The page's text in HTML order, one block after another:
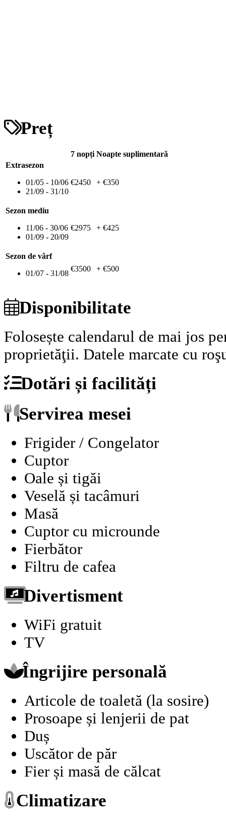
Preț
7 nopți Noapte suplimentară
Extrasezon
01/05 - 10/06
21/09 - 31/10
€2450 + €350
Sezon mediu
11/06 - 30/06
01/09 - 20/09
€2975 + €425
Sezon de vârf
01/07 - 31/08
€3500 + €500
Disponibilitate
Folosește calendarul de mai jos
proprietăţii. Datele marcate cu
Dotări și facilități
Servirea mesei
Frigider / Congelator
Cuptor
Oale și tigăi
Veselă și tacâmuri
Masă
Cuptor cu microunde
Fierbător
Filtru de cafea
Divertisment
WiFi gratuit
TV
Îngrijire personală
Articole de toaletă (la sosire)
Prosoape și lenjerii de pat
Duș
Uscător de păr
Fier și masă de călcat
Climatizare